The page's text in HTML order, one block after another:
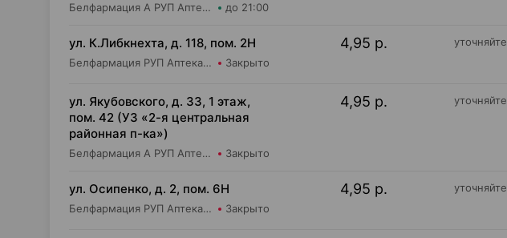
Белфармация А РУП Аптека №62 до 21:00
ул. К.Либкнехта, д. 118, пом. 2Н
Белфармация РУП Аптека №39 Закрыто
4,95 р. уточняйте
ул. Якубовского, д. 33, 1 этаж,
пом. 42 (УЗ «2-я центральная
районная п-ка»)
Белфармация А РУП Аптека №101 Закрыто
4,95 р. уточняйте
ул. Осипенко, д. 2, пом. 6Н
Белфармация РУП Аптека №59 Закрыто
4,95 р. уточняйте